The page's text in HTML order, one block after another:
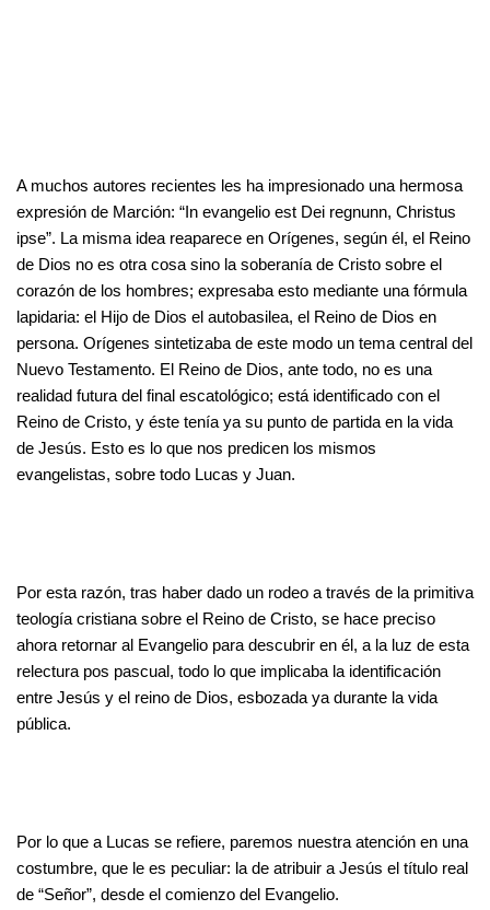
A muchos autores recientes les ha impresionado una hermosa
expresión de Marción: “In evangelio est Dei regnunn, Christus
ipse”. La misma idea reaparece en Orígenes, según él, el Reino
de Dios no es otra cosa sino la soberanía de Cristo sobre el
corazón de los hombres; expresaba esto mediante una fórmula
lapidaria: el Hijo de Dios el autobasilea, el Reino de Dios en
persona. Orígenes sintetizaba de este modo un tema central del
Nuevo Testamento. El Reino de Dios, ante todo, no es una
realidad futura del final escatológico; está identificado con el
Reino de Cristo, y éste tenía ya su punto de partida en la vida
de Jesús. Esto es lo que nos predicen los mismos
evangelistas, sobre todo Lucas y Juan.
Por esta razón, tras haber dado un rodeo a través de la primitiva
teología cristiana sobre el Reino de Cristo, se hace preciso
ahora retornar al Evangelio para descubrir en él, a la luz de esta
relectura pos pascual, todo lo que implicaba la identificación
entre Jesús y el reino de Dios, esbozada ya durante la vida
pública.
Por lo que a Lucas se refiere, paremos nuestra atención en una
costumbre, que le es peculiar: la de atribuir a Jesús el título real
de “Señor”, desde el comienzo del Evangelio.